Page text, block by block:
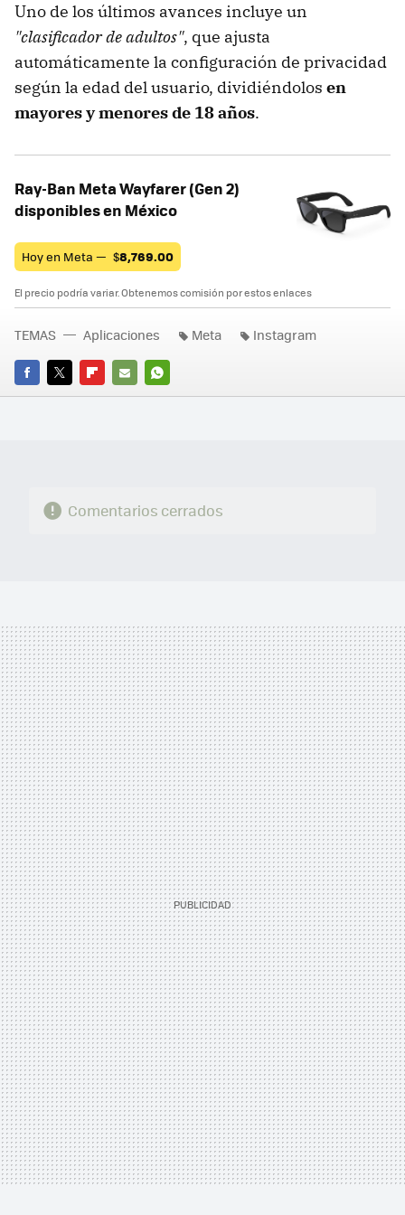
Uno de los últimos avances incluye un
"clasificador de adultos", que ajusta
automáticamente la configuración de privacidad
según la edad del usuario, dividiéndolos en
mayores y menores de 18 años.
Ray-Ban Meta Wayfarer (Gen 2)
disponibles en México
Hoy en Meta — $8,769.00
El precio podría variar. Obtenemos comisión por estos enlaces
FACEBOOK
TWITTERFLIPBOARD
E-
WHATSAPP
TEMAS Aplicaciones Meta Instagram
Comentarios cerrados